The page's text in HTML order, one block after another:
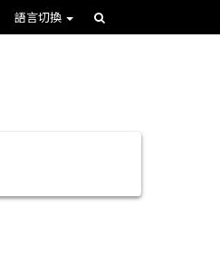
語言切換